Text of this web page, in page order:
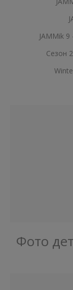
JAMMik 9
Сезон
Фото